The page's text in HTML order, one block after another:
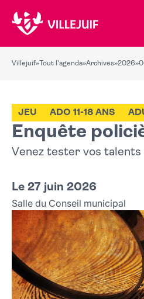
Villejuif» Tout l'agenda»Archives»2026»
Enquête
JEU ADO 11-18 ANS
Venez tester vos talents
Le 27 juin 2026
Salle du Conseil municipal